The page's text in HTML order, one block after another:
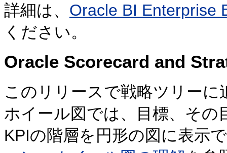
詳細は、 Oracle BI Enterprise
ください。
Oracle Scorecard and
このリリースで戦略ツリー
ホイール図では、目標、そ
KPIの階層を円形の図に表示